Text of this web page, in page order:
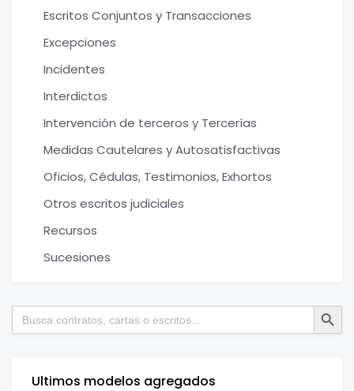
Escritos Conjuntos y Transacciones
Excepciones
Incidentes
Interdictos
Intervención de terceros y Tercerías
Medidas Cautelares y Autosatisfactivas
Oficios, Cédulas, Testimonios, Exhortos
Otros escritos judiciales
Recursos
Sucesiones
Buscar: Botón de
Ultimos modelos agregados